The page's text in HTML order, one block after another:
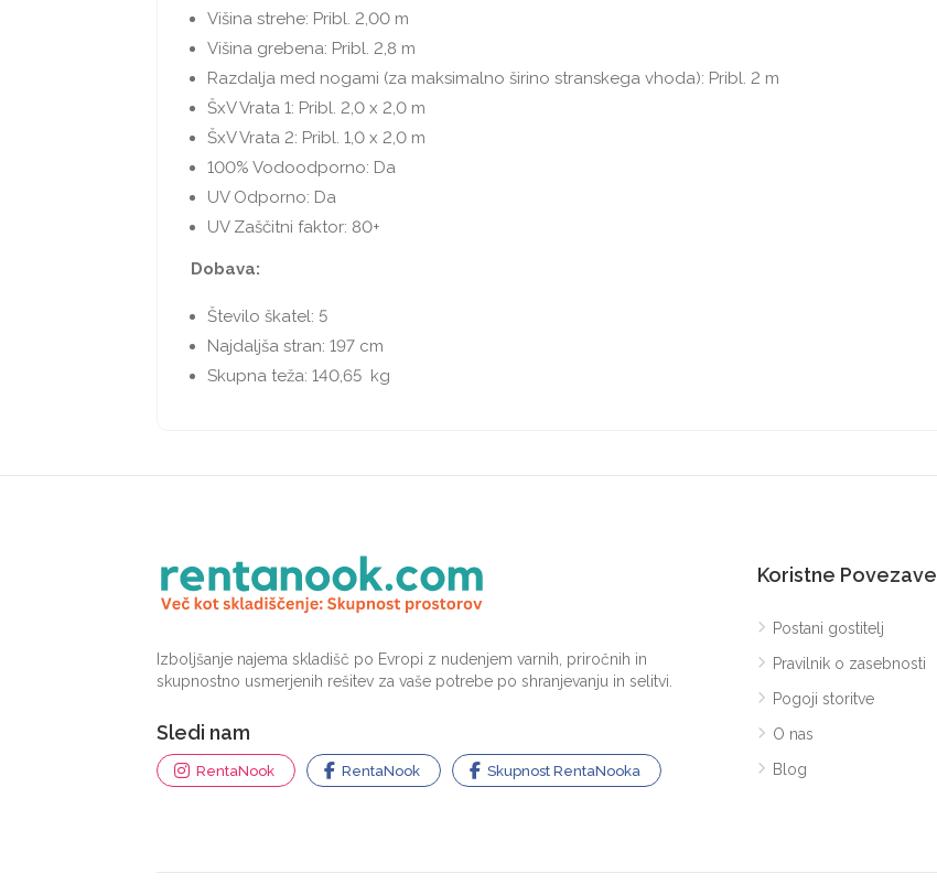
Višina strehe: Pribl. 2,00 m
Višina grebena: Pribl. 2,8 m
Razdalja med nogami (za maksimalno širino stranskega vhoda): Pribl. 2 m
ŠxV Vrata 1: Pribl. 2,0 x 2,0 m
ŠxV Vrata 2: Pribl. 1,0 x 2,0 m
100% Vodoodporno: Da
UV Odporno: Da
UV Zaščitni faktor: 80+
Dobava:
Število škatel: 5
Najdaljša stran: 197 cm
Skupna teža: 140,65 kg
Izboljšanje najema skladišč po Evropi z nudenjem varnih, priročnih in
skupnostno usmerjenih rešitev za vaše potrebe po shranjevanju in selitvi.
Sledi nam
RentaNook RentaNook Skupnost RentaNooka
Koristne Povezave
Postani gostitelj
Pravilnik o zasebnosti
Pogoji storitve
O nas
Blog